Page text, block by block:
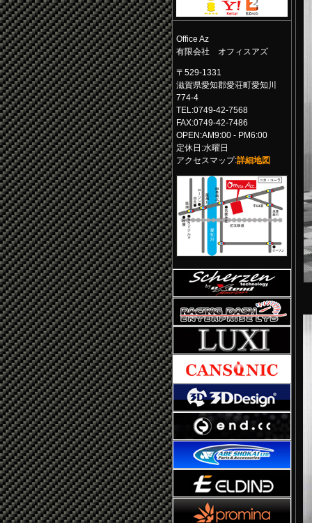
Office Az
有限会社 オフィスアズ
〒529-1331
滋賀県愛知郡愛荘町愛知川
774-4
TEL:0749-42-7568
FAX:0749-42-7486
OPEN:AM9:00 - PM6:00
定休日:水曜日
アクセスマップ:詳細地図